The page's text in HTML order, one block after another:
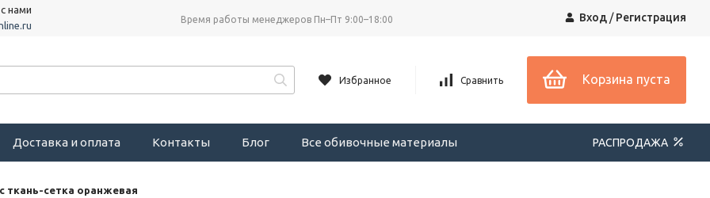
нами
Время работы менеджеров Пн–Пт 9:00–18:00 Вход/Регистрация
Избранное Сравнить Корзина пуста
Доставка и оплата Контакты Блог Все обивочные материалы РАСПРОДАЖА
ткань-сетка оранжевая